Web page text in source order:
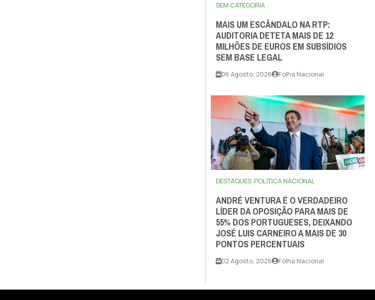
SEM CATEGORIA
MAIS UM ESCÂNDALO NA RTP:
AUDITORIA DETETA MAIS DE 12
MILHÕES DE EUROS EM SUBSÍDIOS
SEM BASE LEGAL
06 Agosto, 2026 Folha Nacional
DESTAQUES POLÍTICA NACIONAL
ANDRÉ VENTURA É O VERDADEIRO
LÍDER DA OPOSIÇÃO PARA MAIS DE
55% DOS PORTUGUESES, DEIXANDO
JOSÉ LUIS CARNEIRO A MAIS DE 30
PONTOS PERCENTUAIS
02 Agosto, 2026 Folha Nacional